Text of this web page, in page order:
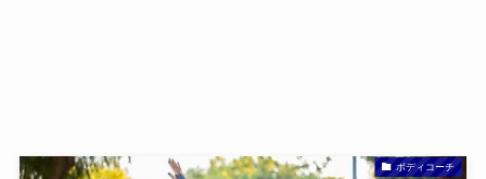
ボディコーチ